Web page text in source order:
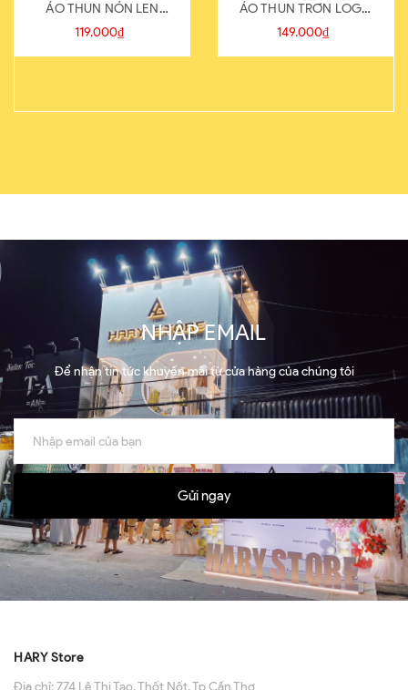
ÁO THUN NÓN LEN
821-1
119.000₫
ÁO THUN TRƠN LOGO
SAU
149.000₫
NHẬP EMAIL
Để nhận tin tức khuyến mãi từ cửa hàng của chúng tôi
Gửi ngay
HARY Store